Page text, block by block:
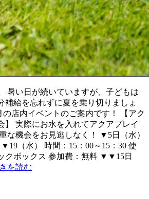
暑い日が続いていますが、子どもは
補給を忘れずに夏を乗り切りましょ
の店内イベントのご案内です！ 【アク
】 実際にお水を入れてアクアプレイ
な機会をお見逃しなく！ ▼5日（水）
（水） 時間：15：00～15：30 使
クボックス 参加費：無料 ▼▼15日
を読む